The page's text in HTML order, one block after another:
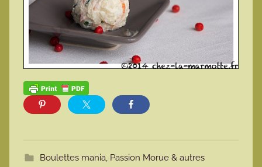
Boulettes mania, Passion Morue & autres